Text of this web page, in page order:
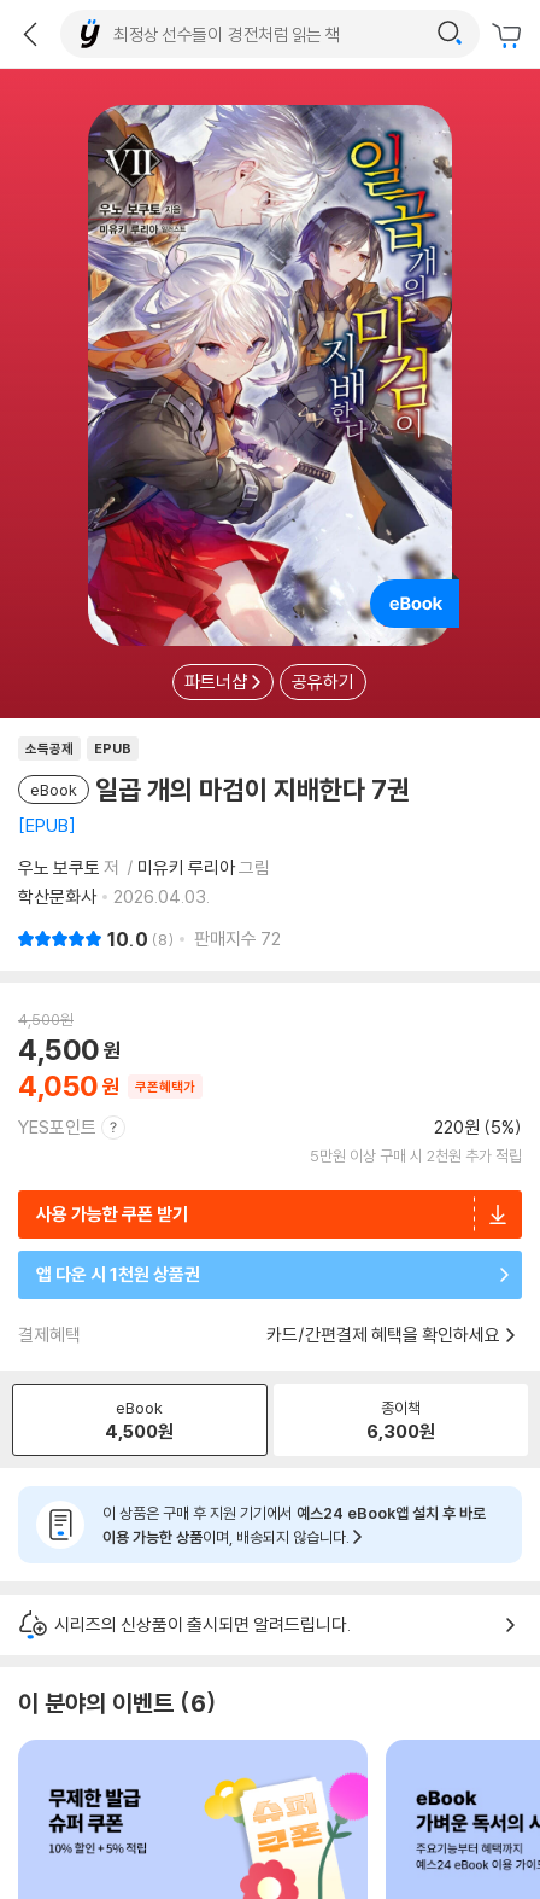
파트너샵 공유하기
소득공제 EPUB
eBook 일곱 개의 마검이 지배한다 7권
EPUB
우노 보쿠토 저 미유키 루리아그림
학산문화사
2026.04.03.
10.0 8 판매지수 72
4,500원
4,050
4,500
쿠폰혜택가
YES포인트 220원 (5%)
5만원 이상 구매 시 2천원 추가 적립
사용 가능한 쿠폰 받기
앱 다운 시 1천원 상품권
결제혜택 카드/간편결제 혜택을 확인하세요
eBook
4,500원
종이책
6,300원
이 상품은 구매 후 지원 기기에서 예스24 eBook앱 설치 후 바로
이용 가능한 상품이며, 배송되지 않습니다.
시리즈의 신상품이 출시되면 알려드립니다.
이 분야의 이벤트 6